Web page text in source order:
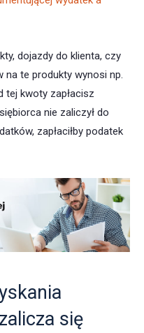
dojazdy do klienta, czy
na te produkty wynosi np.
tej kwoty zapłacisz
nie zaliczył do
zapłaciłby podatek
się